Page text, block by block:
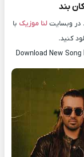
بند
در وبسایتلنا موزیک با
کنید.
Download New Song